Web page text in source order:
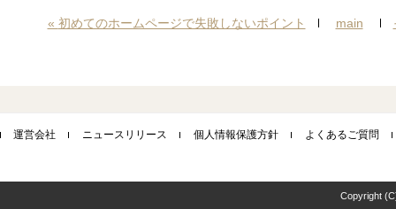
« 初めてのホームページで失敗しないポイント main
運営会社 ニュースリリース 個人情報保護方針 よくあるご質問
Copyright